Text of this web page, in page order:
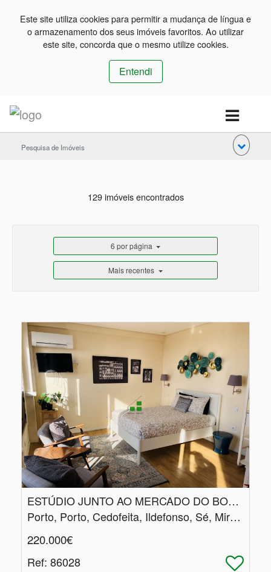
Este site utiliza cookies para permitir a mudança de língua e
o armazenamento dos seus imóveis favoritos. Ao utilizar
este site, concorda que o mesmo utilize cookies.
Entendi
Pesquisa de Imóveis
129 imóveis encontrados
6 por página
Mais recentes
ESTÚDIO JUNTO AO MERCADO DO BOLHÃO
Porto, Porto, Cedofeita, Ildefonso, Sé, Miragaia, Nicolau, Vitória
220.000€
Ref: 86028